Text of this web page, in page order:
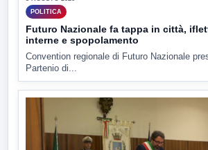
POLITICA
Futuro Nazionale fa tappa in città,
interne e spopolamento
Convention regionale di Futuro Nazionale
Partenio di...